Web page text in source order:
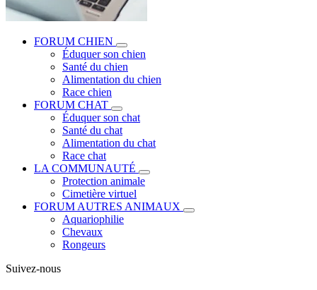
FORUM CHIEN
Éduquer son chien
Santé du chien
Alimentation du chien
Race chien
FORUM CHAT
Éduquer son chat
Santé du chat
Alimentation du chat
Race chat
LA COMMUNAUTÉ
Protection animale
Cimetière virtuel
FORUM AUTRES ANIMAUX
Aquariophilie
Chevaux
Rongeurs
Suivez-nous